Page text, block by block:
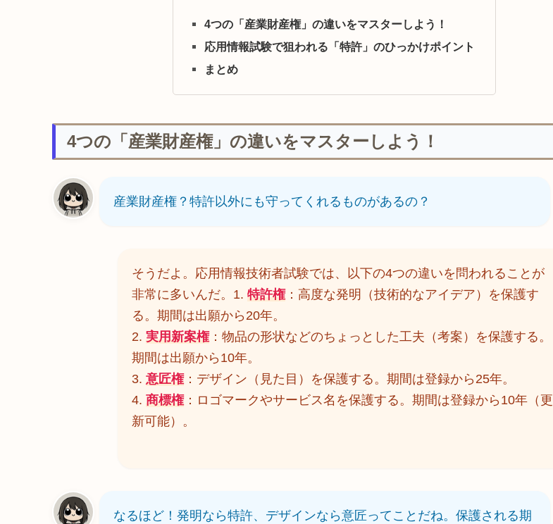
4つの「産業財産権」の違いをマスターしよう！
応用情報試験で狙われる「特許」のひっかけポイント
まとめ
4つの「産業財産権」の違いをマスターしよう！
産業財産権？特許以外にも守ってくれるものがあるの？
そうだよ。応用情報技術者試験では、以下の4つの違いを問われることが
非常に多いんだ。1. 特許権：高度な発明（技術的なアイデア）を保護す
る。期間は出願から20年。
2. 実用新案権：物品の形状などのちょっとした工夫（考案）を保護する。
期間は出願から10年。
3. 意匠権：デザイン（見た目）を保護する。期間は登録から25年。
4. 商標権：ロゴマークやサービス名を保護する。期間は登録から10年（更
新可能）。
なるほど！発明なら特許、デザインなら意匠ってことだね。保護される期